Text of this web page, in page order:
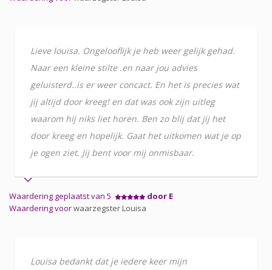
Lieve louisa. Ongelooflijk je heb weer gelijk gehad.
Naar een kleine stilte .en naar jou advies
geluisterd..is er weer concact. En het is precies wat
jij altijd door kreeg! en dat was ook zijn uitleg
waarom hij niks liet horen. Ben zo blij dat jij het
door kreeg en hopelijk. Gaat het uitkomen wat je op
je ogen ziet. Jij bent voor mij onmisbaar.
Waardering geplaatst van 5
door E
Waardering voorwaarzegster Louisa
Louisa bedankt dat je iedere keer mijn